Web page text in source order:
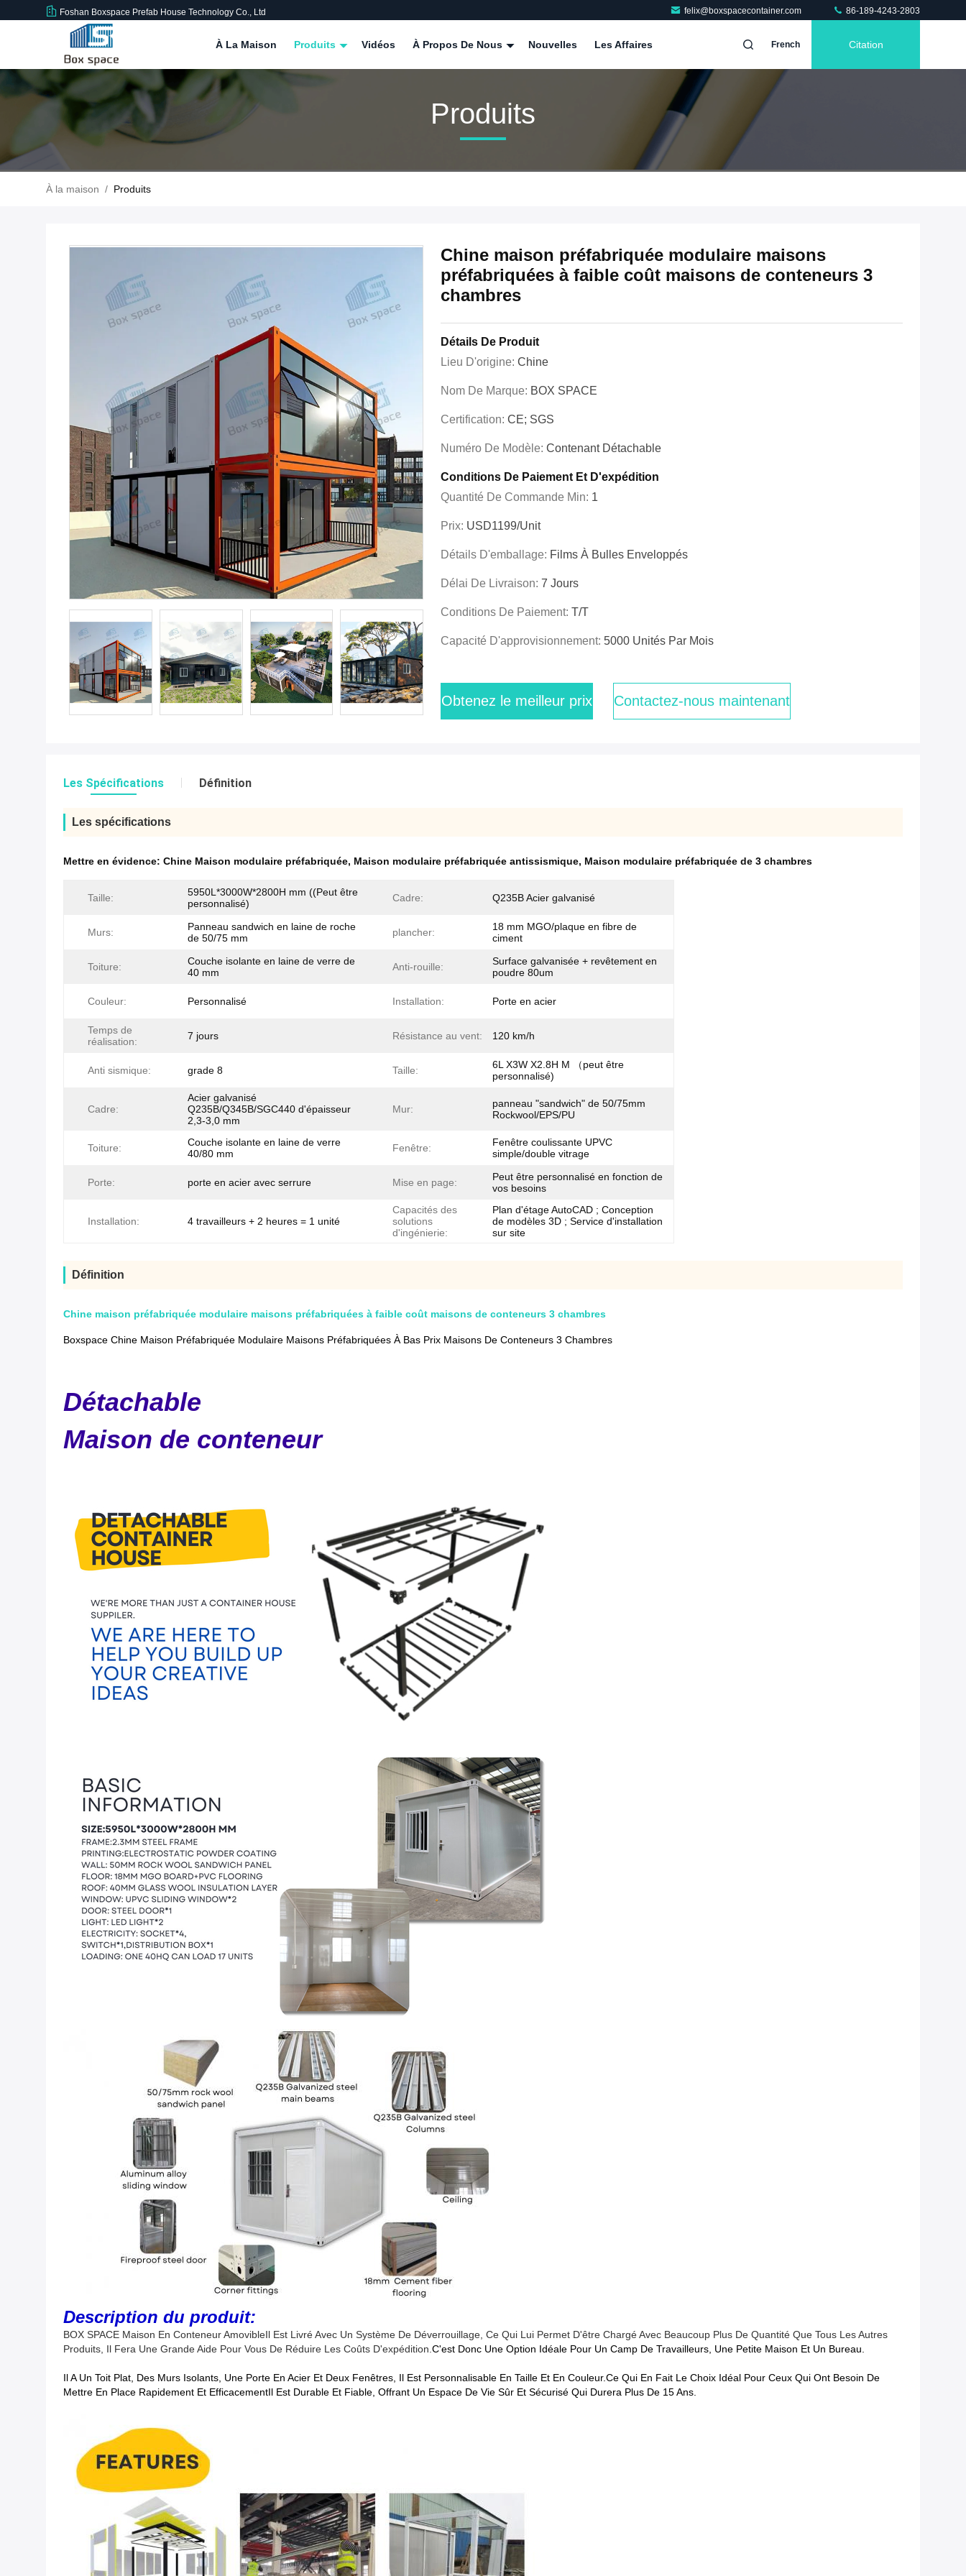
Foshan Boxspace Prefab House Technology Co., Ltd felix@boxspacecontainer.com 86-189-4243-2803
À La Maison Produits Vidéos À Propos De Nous Nouvelles Les Affaires French Citation
Produits
À la maison / Produits
Chine maison préfabriquée modulaire maisons
préfabriquées à faible coût maisons de conteneurs 3
chambres
Détails De Produit
Lieu D'origine: Chine
Nom De Marque: BOX SPACE
Certification: CE; SGS
Numéro De Modèle: Contenant Détachable
Conditions De Paiement Et D'expédition
Quantité De Commande Min: 1
Prix: USD1199/unit
Détails D'emballage: Films À Bulles Enveloppés
Délai De Livraison: 7 Jours
Conditions De Paiement: T/T
Capacité D'approvisionnement: 5000 Unités Par Mois
Obtenez le meilleur prix Contactez-nous maintenant
Les Spécifications Définition
Les spécifications
Mettre en évidence: Chine Maison modulaire préfabriquée, Maison modulaire préfabriquée antissismique, Maison modulaire préfabriquée de 3 chambres
Taille:
5950L*3000W*2800H mm ((Peut être
personnalisé)
Cadre: Q235B Acier galvanisé
Murs:
Panneau sandwich en laine de roche
de 50/75 mm
plancher:
18 mm MGO/plaque en fibre de
ciment
Toiture:
Couche isolante en laine de verre de
40 mm
Anti-rouille:
Surface galvanisée + revêtement en
poudre 80um
Couleur: Personnalisé Installation: Porte en acier
Temps de
réalisation:
7 jours Résistance au vent: 120 km/h
Anti sismique: grade 8 Taille:
6L X3W X2.8H M （peut être
personnalisé)
Cadre:
Acier galvanisé
Q235B/Q345B/SGC440 d'épaisseur
2,3-3,0 mm
Mur:
panneau "sandwich" de 50/75mm
Rockwool/EPS/PU
Toiture:
Couche isolante en laine de verre
40/80 mm
Fenêtre:
Fenêtre coulissante UPVC
simple/double vitrage
Porte: porte en acier avec serrure Mise en page:
Peut être personnalisé en fonction de
vos besoins
Installation: 4 travailleurs + 2 heures = 1 unité
Capacités des
solutions
d'ingénierie:
Plan d'étage AutoCAD ; Conception
de modèles 3D ; Service d'installation
sur site
Définition
Chine maison préfabriquée modulaire maisons préfabriquées à faible coût maisons de conteneurs 3 chambres
Boxspace Chine Maison Préfabriquée Modulaire Maisons Préfabriquées À Bas Prix Maisons De Conteneurs 3 Chambres
Détachable
Maison de conteneur
Description du produit:
BOX SPACE Maison En Conteneur AmovibleIl Est Livré Avec Un Système De Déverrouillage, Ce Qui Lui Permet D'être Chargé Avec Beaucoup Plus De Quantité Que Tous Les Autres
Produits, Il Fera Une Grande Aide Pour Vous De Réduire Les Coûts D'expédition. C'est Donc Une Option Idéale Pour Un Camp De Travailleurs, Une Petite Maison Et Un Bureau.
Il A Un Toit Plat, Des Murs Isolants, Une Porte En Acier Et Deux Fenêtres, Il Est Personnalisable En Taille Et En Couleur.ce Qui En Fait Le Choix Idéal Pour Ceux Qui Ont Besoin De
Mettre En Place Rapidement Et EfficacementIl Est Durable Et Fiable, Offrant Un Espace De Vie Sûr Et Sécurisé Qui Durera Plus De 15 Ans.